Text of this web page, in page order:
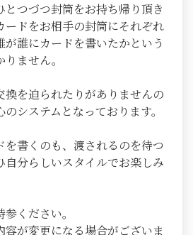
つづつ封筒をお持ち帰り頂き
ードをお相手の封筒にそれぞれ
誰にカードを書いたかという
ません。
換を迫られたりがありませんの
システムとなっております。
を書くのも、渡されるのを待つ
自分らしいスタイルでお楽しみ
ください。
が変更になる場合がございま